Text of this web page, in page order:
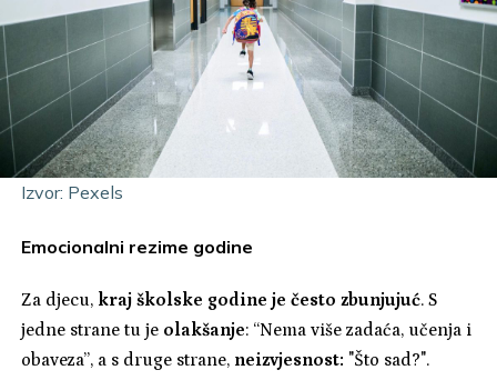
Izvor: Pexels
Emocionalni rezime godine
Za djecu, kraj školske godine je često zbunjujuć. S
jedne strane tu je olakšanje: “Nema više zadaća, učenja i
obaveza”, a s druge strane, neizvjesnost: "Što sad?".